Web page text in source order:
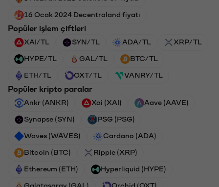
16 Ocak 2024 Decentraland fiyatı
Popüler işlem çiftleri
XAI/TL SYN/TL ADA/TL XRP/TL
HYPE/TL GAL/TL BTC/TL
ETH/TL OXT/TL VANRY/TL
Popüler kripto paralar
Ankr (ANKR) Xai (XAI) Aave (AAVE)
Synapse (SYN) PSG (PSG)
Waves (WAVES) Cardano (ADA)
Bitcoin (BTC) Ripple (XRP)
Ethereum (ETH) Hyperliquid (HYPE)
Galatasaray (GAL) Orchid (OXT)